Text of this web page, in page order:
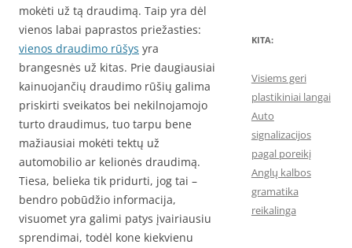
mokėti už tą draudimą. Taip yra dėl
vienos labai paprastos priežasties:
vienos draudimo rūšys yra
brangesnės už kitas. Prie daugiausiai
kainuojančių draudimo rūšių galima
priskirti sveikatos bei nekilnojamojo
turto draudimus, tuo tarpu bene
mažiausiai mokėti tektų už
automobilio ar kelionės draudimą.
Tiesa, belieka tik pridurti, jog tai –
bendro pobūdžio informacija,
visuomet yra galimi patys įvairiausiu
sprendimai, todėl kone kiekvienu
KITA:
Visiems geri
plastikiniai langai
Auto
signalizacijos
pagal poreikį
Anglų kalbos
gramatika
reikalinga